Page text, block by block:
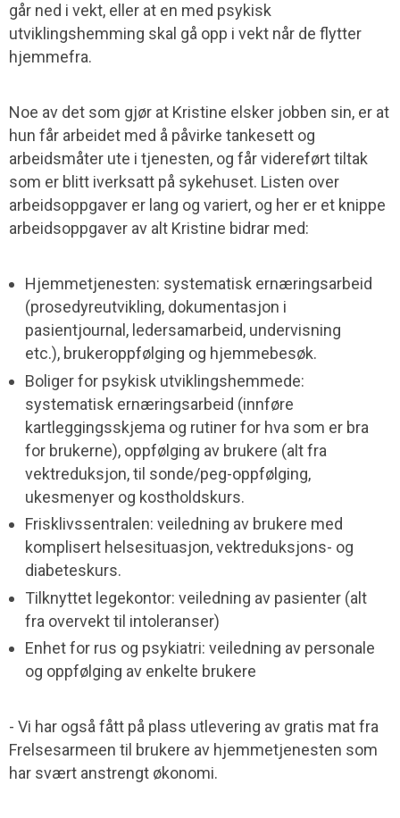
går ned i vekt, eller at en med psykisk
utviklingshemming skal gå opp i vekt når de flytter
hjemmefra.
Noe av det som gjør at Kristine elsker jobben sin, er at
hun får arbeidet med å påvirke tankesett og
arbeidsmåter ute i tjenesten, og får videreført tiltak
som er blitt iverksatt på sykehuset. Listen over
arbeidsoppgaver er lang og variert, og her er et knippe
arbeidsoppgaver av alt Kristine bidrar med:
Hjemmetjenesten: systematisk ernæringsarbeid
(prosedyreutvikling, dokumentasjon i
pasientjournal, ledersamarbeid, undervisning
etc.), brukeroppfølging og hjemmebesøk.
Boliger for psykisk utviklingshemmede:
systematisk ernæringsarbeid (innføre
kartleggingsskjema og rutiner for hva som er bra
for brukerne), oppfølging av brukere (alt fra
vektreduksjon, til sonde/peg-oppfølging,
ukesmenyer og kostholdskurs.
Frisklivssentralen: veiledning av brukere med
komplisert helsesituasjon, vektreduksjons- og
diabeteskurs.
Tilknyttet legekontor: veiledning av pasienter (alt
fra overvekt til intoleranser)
Enhet for rus og psykiatri: veiledning av personale
og oppfølging av enkelte brukere
- Vi har også fått på plass utlevering av gratis mat fra
Frelsesarmeen til brukere av hjemmetjenesten som
har svært anstrengt økonomi.